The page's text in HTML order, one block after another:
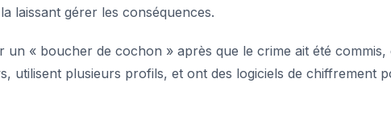
laissant gérer les conséquences.
un « boucher de cochon » après que le crime ait été commis,
utilisent plusieurs profils, et ont des logiciels de chiffrement